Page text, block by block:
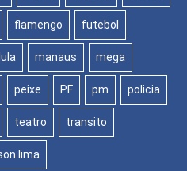
flamengo futebol
lula manaus mega
peixe PF pm policia
teatro transito
lima